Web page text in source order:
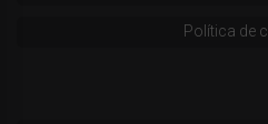
Política de